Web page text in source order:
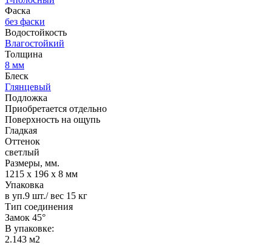
Фаска
без фаски
Водостойкость
Влагостойкий
Толщина
8 мм
Блеск
Глянцевый
Подложка
Приобретается отдельно
Поверхность на ощупь
Гладкая
Оттенок
светлый
Размеры, мм.
1215 х 196 х 8 мм
Упаковка
в уп.9 шт./ вес 15 кг
Тип соединения
Замок 45°
В упаковке:
2.143 м2